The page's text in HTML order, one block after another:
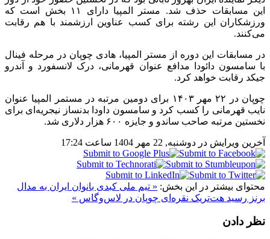
این مسابقات حذف شد. مستر المپیا دارای ۱۱ بخش است که
ورزشکاران این رشته برای کسب عناوین ارزشمند با هم رقابت
می‌کنند.
در مسابقات این دوره از مستر المپیا، هادی چوپان در مرحله فینال
با سامسون دائودا مدافع عنوان قهرمانی، درک لانسفورد و آندرو
جیکد رقابت خواهد کرد.
چوپان در ۲۲ مهر ۱۴۰۳ برای دومین مرتبه در مستمر المپیا عنوان
نایب قهرمانی را کسب کرد و سامسون داودا بدنساز نیجریه‌ای برای
نخستین مرتبه صاحب ساندو و جایزه ۶۰۰ هزار دلاری شد.
آخرین ویرایش در دوشنبه, 22 مهر 1404 ساعت 17:24
محتوای بیشتر در این بخش: « تیم ملی کبدی بانوان ایران به مدال
برنز رسید هت‌تریک نقره‌ای چوپان در لاس‌وگاس »
نظر دادن